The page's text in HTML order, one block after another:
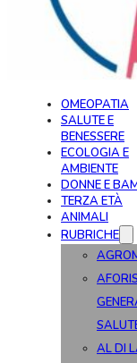
OMEOPATIA
SALUTE E
BENESSERE
ECOLOGIA E
AMBIENTE
DONNE E
TERZA ETÀ
ANIMALI
RUBRICHE
AL DI